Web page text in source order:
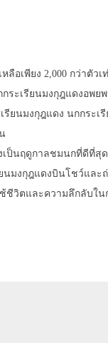
อเพียง 2,000 กว่าตัว
กระเรียนมงกุฎแดงอพ
นมงกุฎแดง นกกระเ
ป็นฤดูกาลชมนกที่ดีที่สุ
นมงกุฎแดงบินโชว์และ
วิตและความลึกลับใน